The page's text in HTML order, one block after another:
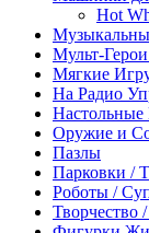
Hot
Мульт-
Мягкие
На Радио
Оружие и
Пазлы
Парковки /
Роботы /
Творчество